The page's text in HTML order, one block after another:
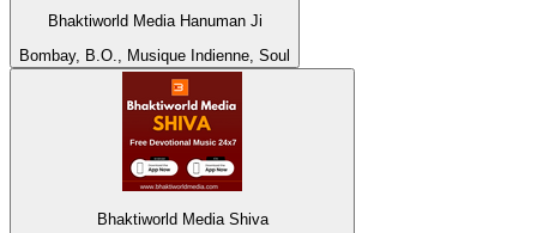
Bhaktiworld Media Hanuman Ji
Bombay, B.O., Musique Indienne, Soul
Bhaktiworld Media Shiva